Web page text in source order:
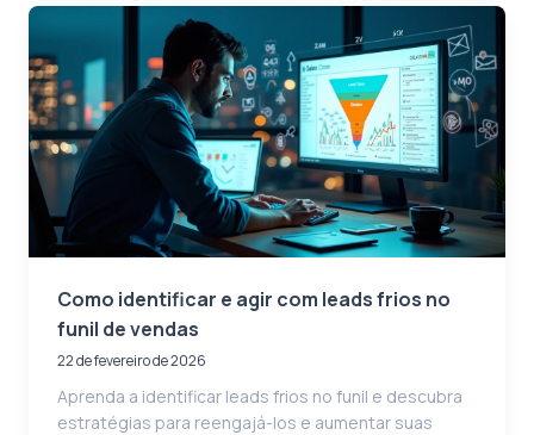
Como identificar e agir com leads frios no
funil de vendas
22 de fevereiro de 2026
Aprenda a identificar leads frios no funil e descubra
estratégias para reengajá-los e aumentar suas